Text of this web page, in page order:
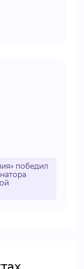
победил